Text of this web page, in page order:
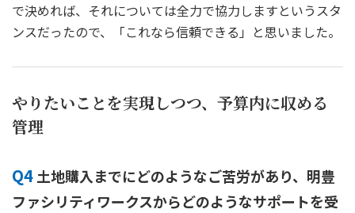
で決めれば、それについては全力で協力しますというスタ
ンスだったので、「これなら信頼できる」と思いました。
やりたいことを実現しつつ、予算内に収める
管理
Q4土地購入までにどのようなご苦労があり、明豊
ファシリティワークスからどのようなサポートを受